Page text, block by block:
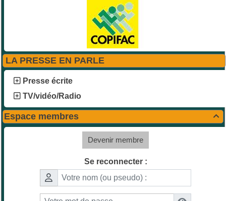
LA PRESSE EN PARLE
Presse écrite
TV/vidéo/Radio

Espace membres
Devenir membre
Se reconnecter :